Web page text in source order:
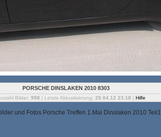
PORSCHE DINSLAKEN 2010 8303
Bilder: 998 | Letzte Aktualisierung: 29.04.12 23:18 | Hilfe
und Fotos Porsche Treffen 1.Mai Dinslaken 2010 Teil1